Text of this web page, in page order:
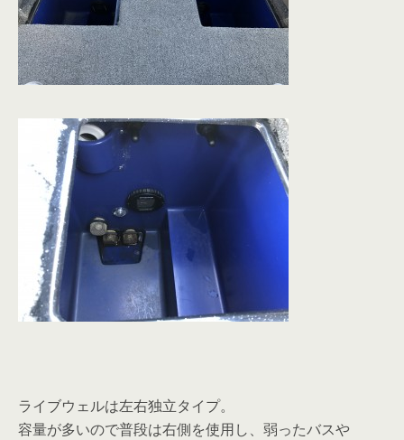
ライブウェルは左右独立タイプ。
容量が多いので普段は右側を使用し、弱ったバスや